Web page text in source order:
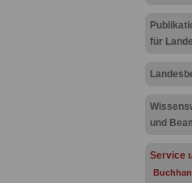
für
und
Service